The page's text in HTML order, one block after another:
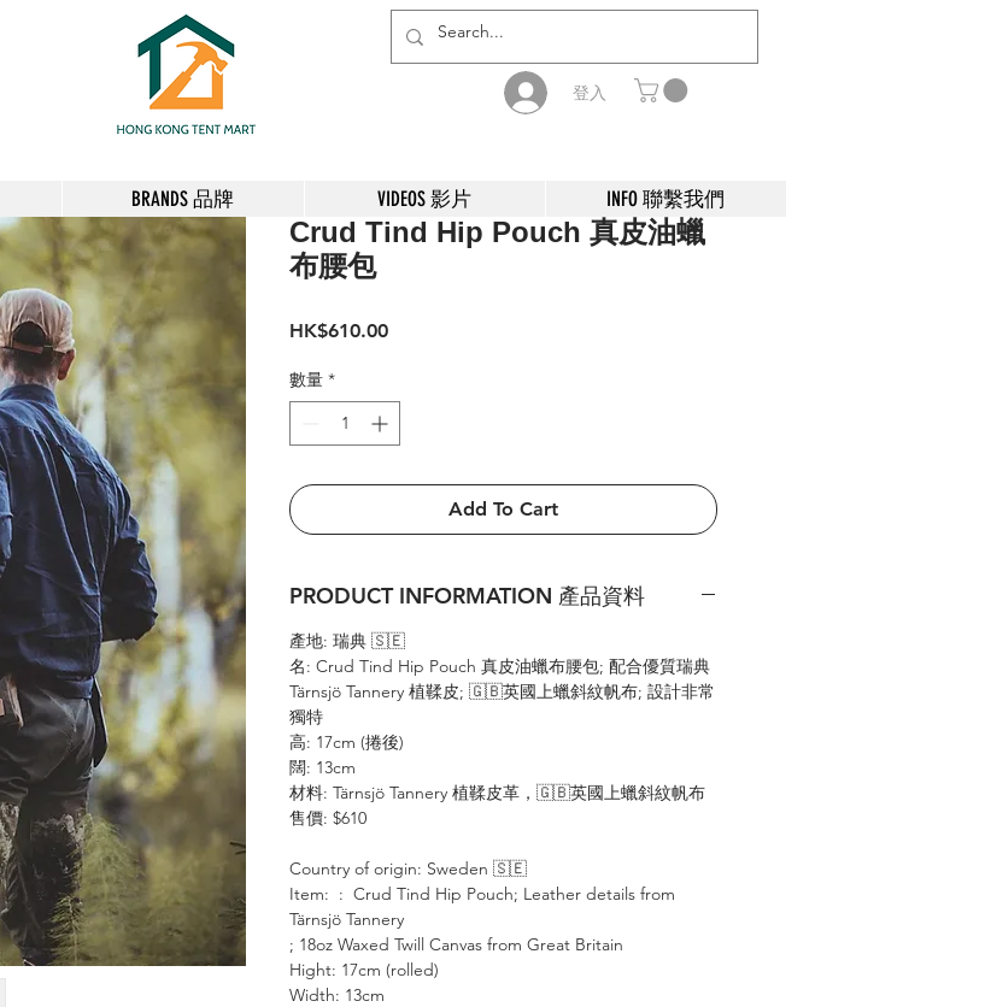
登入
BRANDS 品牌 VIDEOS 影片 INFO 聯繫我們
Crud Tind Hip Pouch 真皮油蠟
布腰包
HK$610.00價
數量 *
Add To Cart
PRODUCT INFORMATION 產品資料
產地: 瑞典 🇸🇪
名: Crud Tind Hip Pouch 真皮油蠟布腰包; 配合優質瑞典
Tärnsjö Tannery 植鞣皮; 🇬🇧英國上蠟斜紋帆布; 設計非常
獨特
高: 17cm (捲後)
闊: 13cm
材料: Tärnsjö Tannery 植鞣皮革， 🇬🇧英國上蠟斜紋帆布
售價: $610
Country of origin: Sweden 🇸🇪
Item: : Crud Tind Hip Pouch; Leather details from
Tärnsjö Tannery
; 18oz Waxed Twill Canvas from Great Britain
Hight: 17cm (rolled)
Width: 13cm